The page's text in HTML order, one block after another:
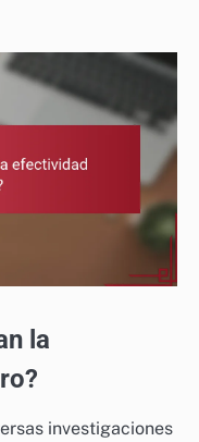
la
investigaciones